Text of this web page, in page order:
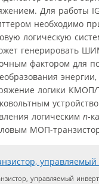
Для работы
необходимо
логическую
генерировать
фактором для
логики
логическим n
МОП-
управляемый